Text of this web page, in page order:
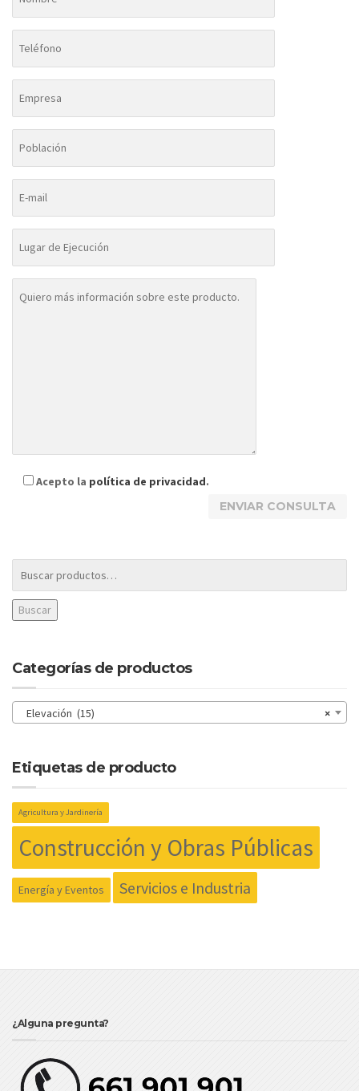
Acepto la política de privacidad.
Buscar
Categorías de productos
×
Elevación (15)
Etiquetas de producto
Agricultura y Jardinería
Construcción y Obras Públicas
Energía y Eventos Servicios e Industria
¿Alguna pregunta?